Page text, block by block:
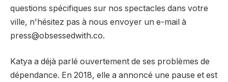
questions spécifiques sur nos spectacles dans votre
ville, n'hésitez pas à nous envoyer un e-mail à
press@obsessedwith.co.
Katya a déjà parlé ouvertement de ses problèmes de
dépendance. En 2018, elle a annoncé une pause et est